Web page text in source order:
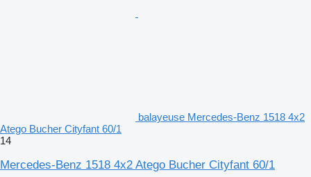
balayeuse Mercedes-Benz 1518 4x2
Atego Bucher Cityfant 60/1
14
Mercedes-Benz 1518 4x2 Atego Bucher Cityfant 60/1